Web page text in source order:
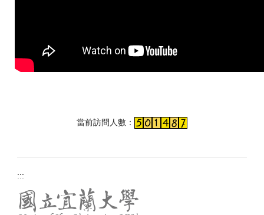
當前訪問人數：
:::